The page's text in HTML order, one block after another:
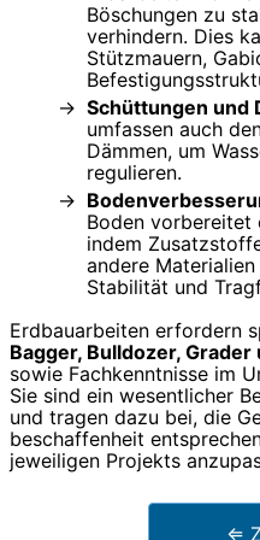
Böschungen zu
verhindern. Dies
Stützmauern,
Schüttungen und
umfassen auch
Dämmen, um
regulieren.
Boden vorbereitet
indem
andere
Stabilität und
Erdbauarbeiten erfordern
Bagger, Bulldozer,
sowie Fachkenntnisse im
Sie sind ein wesentlicher
und tragen dazu bei, die
beschaffenheit
jeweiligen Projekts
⇐